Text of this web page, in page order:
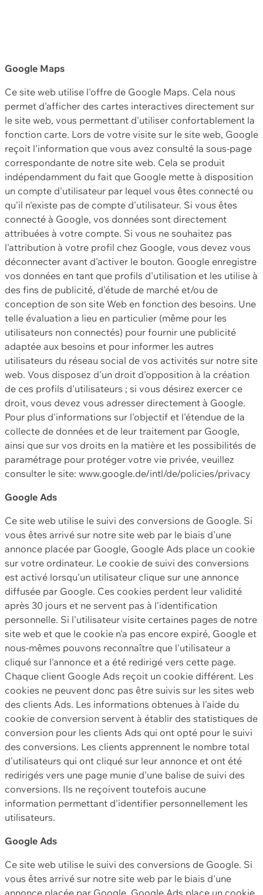
Google Maps
Ce site web utilise l'offre de Google Maps. Cela nous
permet d'afficher des cartes interactives directement sur
le site web, vous permettant d'utiliser confortablement la
fonction carte. Lors de votre visite sur le site web, Google
reçoit l'information que vous avez consulté la sous-page
correspondante de notre site web. Cela se produit
indépendamment du fait que Google mette à disposition
un compte d'utilisateur par lequel vous êtes connecté ou
qu'il n'existe pas de compte d'utilisateur. Si vous êtes
connecté à Google, vos données sont directement
attribuées à votre compte. Si vous ne souhaitez pas
l'attribution à votre profil chez Google, vous devez vous
déconnecter avant d'activer le bouton. Google enregistre
vos données en tant que profils d'utilisation et les utilise à
des fins de publicité, d'étude de marché et/ou de
conception de son site Web en fonction des besoins. Une
telle évaluation a lieu en particulier (même pour les
utilisateurs non connectés) pour fournir une publicité
adaptée aux besoins et pour informer les autres
utilisateurs du réseau social de vos activités sur notre site
web. Vous disposez d'un droit d'opposition à la création
de ces profils d'utilisateurs ; si vous désirez exercer ce
droit, vous devez vous adresser directement à Google.
Pour plus d'informations sur l'objectif et l'étendue de la
collecte de données et de leur traitement par Google,
ainsi que sur vos droits en la matière et les possibilités de
paramétrage pour protéger votre vie privée, veuillez
consulter le site: www.google.de/intl/de/policies/privacy
Google Ads
Ce site web utilise le suivi des conversions de Google. Si
vous êtes arrivé sur notre site web par le biais d'une
annonce placée par Google, Google Ads place un cookie
sur votre ordinateur. Le cookie de suivi des conversions
est activé lorsqu'un utilisateur clique sur une annonce
diffusée par Google. Ces cookies perdent leur validité
après 30 jours et ne servent pas à l'identification
personnelle. Si l'utilisateur visite certaines pages de notre
site web et que le cookie n'a pas encore expiré, Google et
nous-mêmes pouvons reconnaître que l'utilisateur a
cliqué sur l'annonce et a été redirigé vers cette page.
Chaque client Google Ads reçoit un cookie différent. Les
cookies ne peuvent donc pas être suivis sur les sites web
des clients Ads. Les informations obtenues à l'aide du
cookie de conversion servent à établir des statistiques de
conversion pour les clients Ads qui ont opté pour le suivi
des conversions. Les clients apprennent le nombre total
d'utilisateurs qui ont cliqué sur leur annonce et ont été
redirigés vers une page munie d'une balise de suivi des
conversions. Ils ne reçoivent toutefois aucune
information permettant d'identifier personnellement les
utilisateurs.
Google Ads
Ce site web utilise le suivi des conversions de Google. Si
vous êtes arrivé sur notre site web par le biais d'une